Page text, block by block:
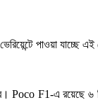
পাওয়া
F1-এ রয়েছে ৬